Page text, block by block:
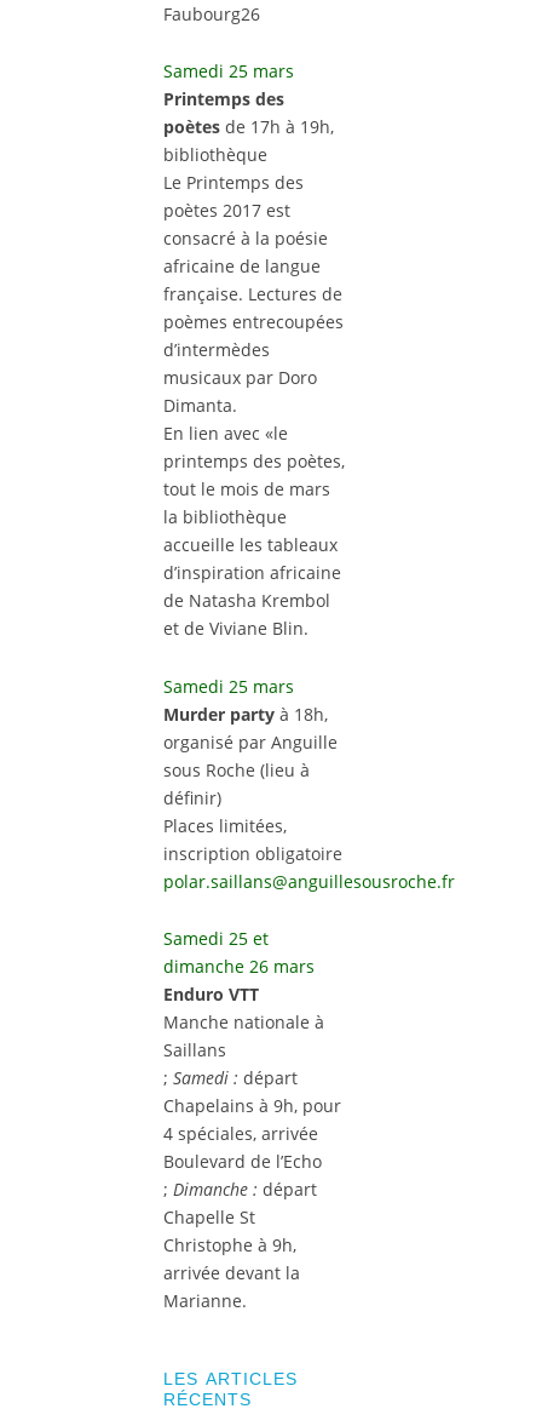
Faubourg26
Samedi 25 mars
Printemps des
poètesde 17h à 19h,
bibliothèque
Le Printemps des
poètes 2017 est
consacré à la poésie
africaine de langue
française. Lectures de
poèmes entrecoupées
d’intermèdes
musicaux par Doro
Dimanta.
En lien avec «le
printemps des poètes,
tout le mois de mars
la bibliothèque
accueille les tableaux
d’inspiration africaine
de Natasha Krembol
et de Viviane Blin.
Samedi 25 mars
Murder partyà 18h,
organisé par Anguille
sous Roche (lieu à
définir)
Places limitées,
inscription obligatoire
polar.saillans@anguillesousroche.fr
Samedi 25 et
dimanche 26 mars
Enduro VTT
Manche nationale à
Saillans
; Samedi : départ
Chapelains à 9h, pour
4 spéciales, arrivée
Boulevard de l’Echo
; Dimanche : départ
Chapelle St
Christophe à 9h,
arrivée devant la
Marianne.
LES ARTICLES
RÉCENTS